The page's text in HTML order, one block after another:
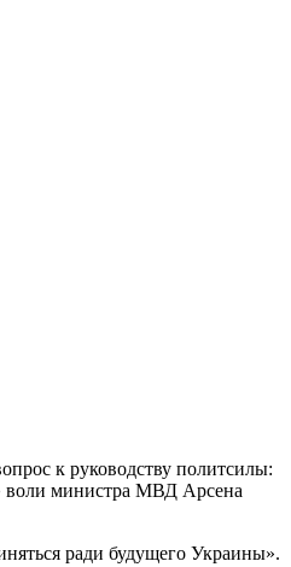
к руководству политсилы:
воли министра МВД Арсена
ради будущего Украины».